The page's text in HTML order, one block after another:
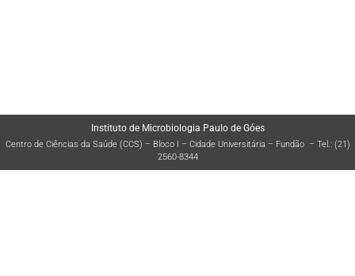
Instituto de Microbiologia Paulo de Góes
Centro de Ciências da Saúde (CCS) – Bloco I – Cidade Universitária – Fundão – Tel.: (21)
2560-8344